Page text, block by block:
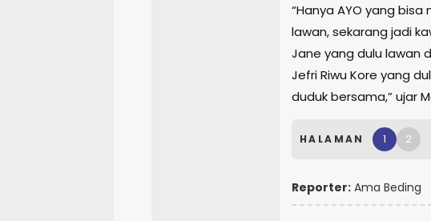
“Hanya AYO yang
lawan, sekarang jadi
Jane yang dulu lawan
Jefri Riwu Kore yang
duduk bersama,” ujar
HALAMAN 1 2
Reporter: Ama Beding